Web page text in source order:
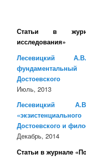
Статьи в
исследования»
Лесевицкий
Достоевского
Июль, 2013
Лесевицкий
Достоевского и
Декабрь, 2014
Статьи в журнале